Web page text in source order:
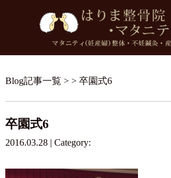
Blog記事一覧 > > 卒園式6
卒園式6
2016.03.28 | Category: